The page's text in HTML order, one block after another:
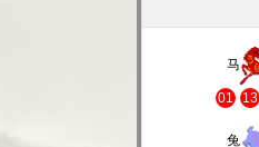
马
01 13
兔